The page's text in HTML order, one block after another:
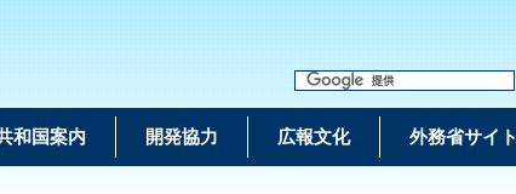
和国案内 開発協力 広報文化 外務省サイト